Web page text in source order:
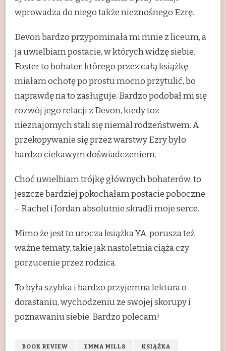
wprowadza do niego także nieznośnego Ezrę.
Devon bardzo przypominała mi mnie z liceum, a
ja uwielbiam postacie, w których widzę siebie.
Foster to bohater, którego przez całą książkę
miałam ochotę po prostu mocno przytulić, bo
naprawdę na to zasługuje. Bardzo podobał mi się
rozwój jego relacji z Devon, kiedy toz
nieznajomych stali się niemal rodzeństwem. A
przekopywanie się przez warstwy Ezry było
bardzo ciekawym doświadczeniem.
Choć uwielbiam trójkę głównych bohaterów, to
jeszcze bardziej pokochałam postacie poboczne
– Rachel i Jordan absolutnie skradli moje serce.
Mimo że jest to urocza książka YA, porusza też
ważne tematy, takie jak nastoletnia ciąża czy
porzucenie przez rodzica.
To była szybka i bardzo przyjemna lektura o
dorastaniu, wychodzeniu ze swojej skorupy i
poznawaniu siebie. Bardzo polecam!
BOOK REVIEW EMMA MILLS KSIĄŻKA